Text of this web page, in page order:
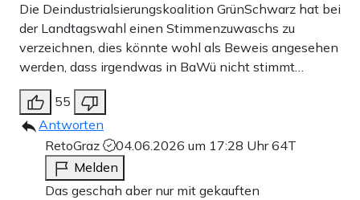
Die Deindustrialsierungskoalition GrünSchwarz hat bei
der Landtagswahl einen Stimmenzuwaschs zu
verzeichnen, dies könnte wohl als Beweis angesehen
werden, dass irgendwas in BaWü nicht stimmt…
55
Antworten
RetoGraz
04.06.2026 um 17:28 Uhr64T
Melden
Das geschah aber nur mit gekauften